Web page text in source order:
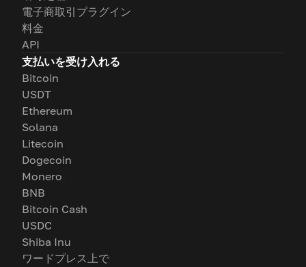
電子商取引プラグイン
料金
API
支払いを受け入れる
Bitcoin
USDT
Ethereum
Solana
Litecoin
Dogecoin
Monero
BNB
Bitcoin Cash
USDC
Shiba Inu
ワードプレス上で